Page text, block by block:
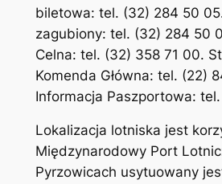
biletowa: tel. (32) 284 50
zagubiony: tel. (32) 284 50
Celna: tel. (32) 358 71 00.
Komenda Główna: tel. (22)
Informacja Paszportowa:
Lokalizacja lotniska jest
Międzynarodowy Port
Pyrzowicach usytuowany